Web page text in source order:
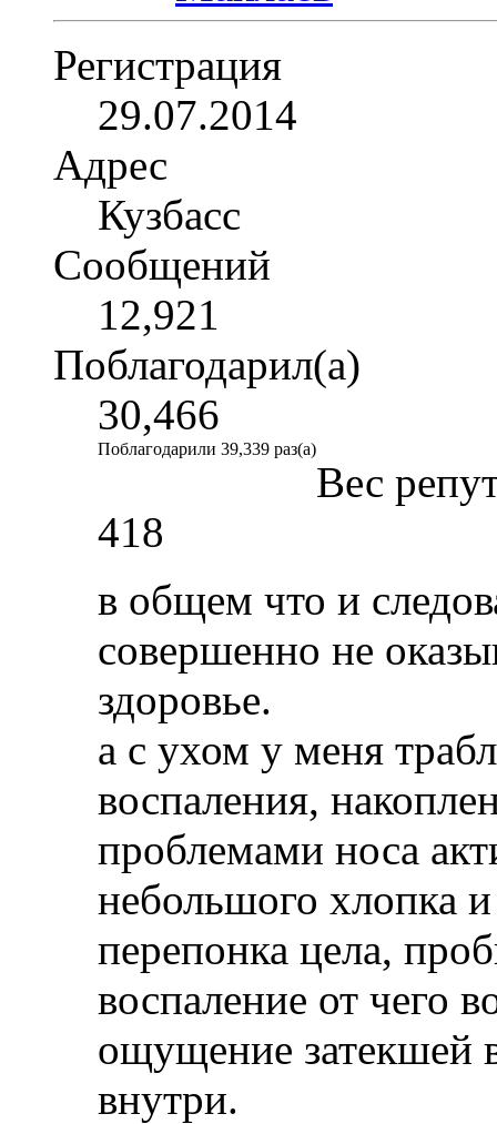
Регистрация
29.07.2014
Адрес
Кузбасс
Сообщений
12,921
Поблагодарил(а)
30,466
Поблагодарили 39,339 раз(а)
Вес
418
в общем что и
совершенно не
здоровье.
а с ухом у меня
воспаления,
проблемами носа
небольшого хлопка
перепонка цела,
воспаление от чего
ощущение затекшей
внутри.